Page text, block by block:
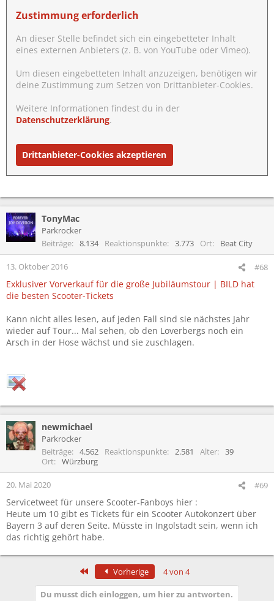
Zustimmung erforderlich
An dieser Stelle befindet sich ein eingebetteter Inhalt
eines externen Anbieters (z. B. von YouTube oder Vimeo).
Um diesen eingebetteten Inhalt anzuzeigen, benötigen wir
deine Zustimmung zum Setzen von Drittanbieter-Cookies.
Weitere Informationen findest du in der
Datenschutzerklärung.
Drittanbieter-Cookies akzeptieren
TonyMac
Parkrocker
Beiträge
8.134 Reaktionspunkte 3.773 Ort Beat City
13. Oktober 2016 #68
Exklusiver Vorverkauf für die große Jubiläumstour | BILD hat
die besten Scooter-Tickets
Kann nicht alles lesen, auf jeden Fall sind sie nächstes Jahr
wieder auf Tour... Mal sehen, ob den Loverbergs noch ein
Arsch in der Hose wächst und sie zuschlagen.
newmichael
Parkrocker
Beiträge
4.562 Reaktionspunkte 2.581 Alter
39
Ort
Würzburg
20. Mai 2020 #69
Servicetweet für unsere Scooter-Fanboys hier :
Heute um 10 gibt es Tickets für ein Scooter Autokonzert über
Bayern 3 auf deren Seite. Müsste in Ingolstadt sein, wenn ich
das richtig gehört habe.
Erste Vorherige 4 von 4
Du musst dich einloggen, um hier zu antworten.